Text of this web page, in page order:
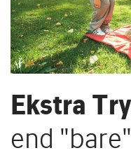
Ekstra
end